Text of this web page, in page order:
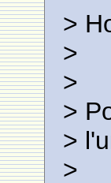
>
>
>
>
>
>